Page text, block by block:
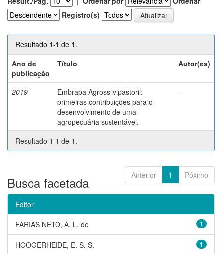
Registro(s)
Resultado 1-1 de 1.
Ano de
publicação
Título Autor(es)
2019
Embrapa Agrossilvipastoril:
primeiras contribuições para o
desenvolvimento de uma
agropecuária sustentável.
-
Resultado 1-1 de 1.
Anterior 1 Póximo
Busca facetada
Editor
1
FARIAS NETO, A. L. de
1
HOOGERHEIDE, E. S. S.